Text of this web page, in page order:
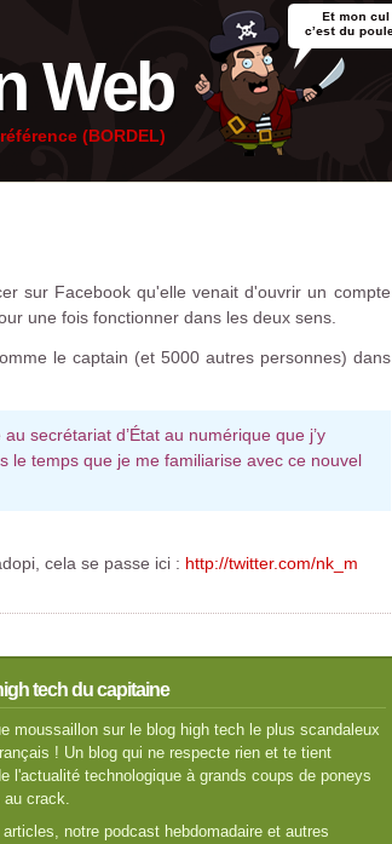
Web
(BORDEL)
sur Facebook qu'elle venait d'ouvrir un compte
une fois fonctionner dans les deux sens.
le captain (et 5000 autres personnes) dans
secrétariat d’État au numérique que j’y
le temps que je me familiarise avec ce nouvel
cela se passe ici : http://twitter.com/nk_m
tech du capitaine
moussaillon sur le blog high tech le plus scandaleux
! Un blog qui ne respecte rien et te tient
l'actualité technologique à grands coups de poneys
au crack.
articles, notre podcast hebdomadaire et autres